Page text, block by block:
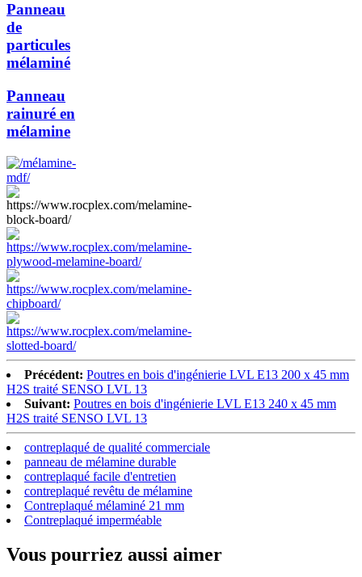
Panneau
de
particules
mélaminé
Panneau
rainuré en
mélamine
Précédent: Poutres en bois d'ingénierie LVL E13 200 x 45 mm
H2S traité SENSO LVL 13
Suivant: Poutres en bois d'ingénierie LVL E13 240 x 45 mm
H2S traité SENSO LVL 13
contreplaqué de qualité commerciale
panneau de mélamine durable
contreplaqué facile d'entretien
contreplaqué revêtu de mélamine
Contreplaqué mélaminé 21 mm
Contreplaqué imperméable
Vous pourriez aussi aimer